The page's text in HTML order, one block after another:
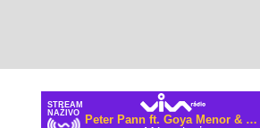
STREAM
NAŽIVO
Peter Pann ft. Goya Menor & Kali